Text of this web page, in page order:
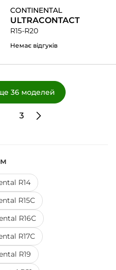
CONTINENTAL
ULTRACONTACT
R15-R20
Немає відгуків
36 моделей
3
R14
R15C
R16C
R17C
R19